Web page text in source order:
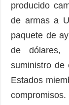
producido
de armas a
paquete de
de dólares,
suministro de
Estados